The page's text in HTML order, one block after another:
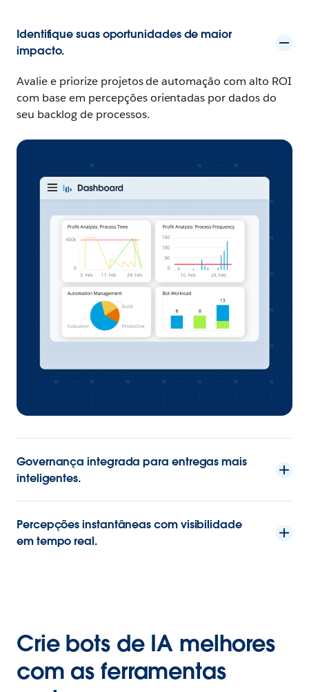
Identifique suas oportunidades de maior
impacto.
Avalie e priorize projetos de automação com alto ROI
com base em percepções orientadas por dados do
seu backlog de processos.
Governança integrada para entregas mais
inteligentes.
Percepções instantâneas com visibilidade
em tempo real.
Crie bots de IA melhores
com as ferramentas